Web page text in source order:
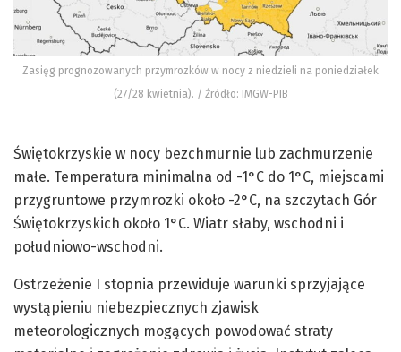
Zasięg prognozowanych przymrozków w nocy z niedzieli na poniedziałek
(27/28 kwietnia). / Źródło: IMGW-PIB
Świętokrzyskie w nocy bezchmurnie lub zachmurzenie
małe. Temperatura minimalna od -1°C do 1°C, miejscami
przygruntowe przymrozki około -2°C, na szczytach Gór
Świętokrzyskich około 1°C. Wiatr słaby, wschodni i
południowo-wschodni.
Ostrzeżenie I stopnia przewiduje warunki sprzyjające
wystąpieniu niebezpiecznych zjawisk
meteorologicznych mogących powodować straty